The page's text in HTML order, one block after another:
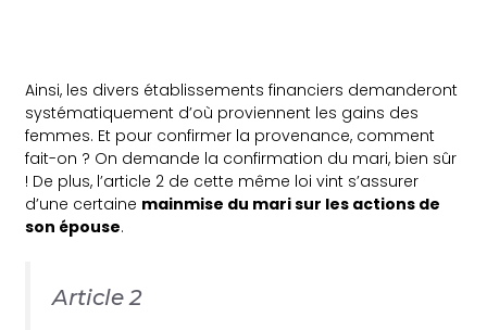
Ainsi, les divers établissements financiers demanderont
systématiquement d’où proviennent les gains des
femmes. Et pour confirmer la provenance, comment
fait-on ? On demande la confirmation du mari, bien sûr
! De plus, l’article 2 de cette même loi vint s’assurer
d’une certaine mainmise du mari sur les actions de
son épouse.
Article 2